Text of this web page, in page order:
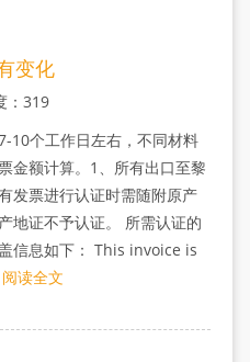
变化
：319
10个工作日左右，不同材料
金额计算。1、所有出口至黎
发票进行认证时需随附原产
地证不予认证。 所需认证的
信息如下： This invoice is
阅读全文